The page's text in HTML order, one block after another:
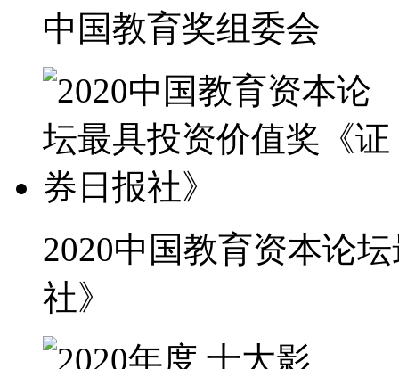
中国教育奖组委会
2020中国教育资本论
社》